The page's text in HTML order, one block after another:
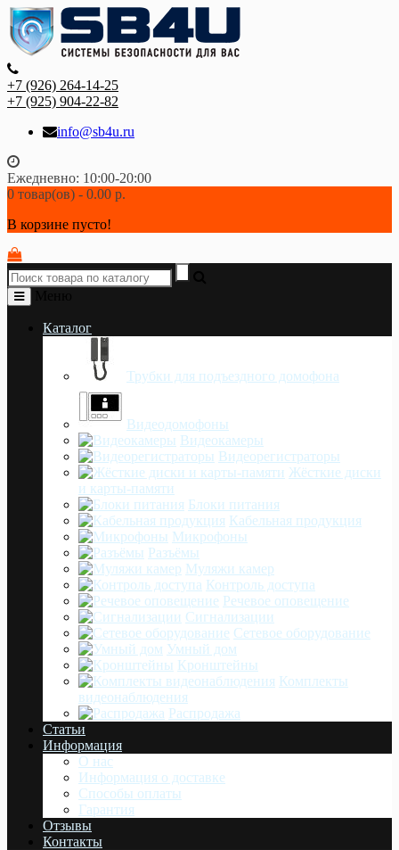
+7 (926) 264-14-25
+7 (925) 904-22-82
info@sb4u.ru
Ежедневно: 10:00-20:00
0 товар(ов) - 0.00 р.
В корзине пусто!
Каталог
Трубки для подъездного домофона
Видеодомофоны
Видеокамеры
Видеорегистраторы
Жёсткие диски
и карты-памяти
Блоки питания
Кабельная продукция
Микрофоны
Разъёмы
Муляжи камер
Контроль доступа
Речевое оповещение
Сигнализации
Сетевое оборудование
Умный дом
Кронштейны
Комплекты
видеонаблюдения
Распродажа
Статьи
Информация
О нас
Информация о доставке
Cпособы оплаты
Гарантия
Отзывы
Контакты